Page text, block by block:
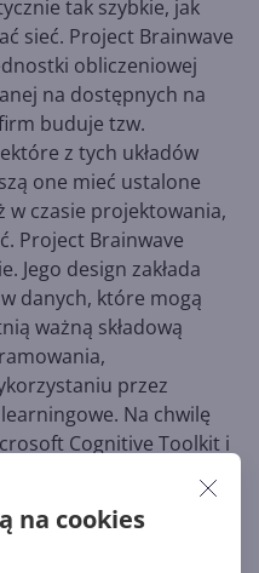
na cookies
tak szybkie, jak
sieć. Project Brainwave
obliczeniowej
na dostępnych na
buduje tzw.
z tych układów
one mieć ustalone
czasie projektowania,
Project Brainwave
Jego design zakłada
danych, które mogą
ważną składową
przez
Na chwilę
Cognitive Toolkit i
graph
do której